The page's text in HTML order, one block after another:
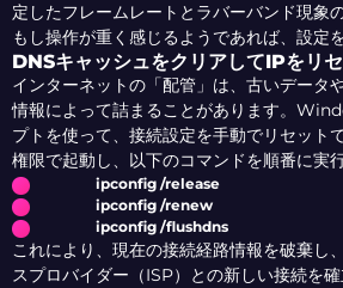
定したフレームレートとラバーバンド現象
もし操作が重く感じるようであれば、設定
DNSキャッシュをクリアしてIPをリ
インターネットの「配管」は、古いデータ
情報によって詰まることがあります。
プトを使って、接続設定を手動でリセット
権限で起動し、以下のコマンドを順番に実
ipconfig /release
ipconfig /renew
ipconfig /flushdns
これにより、現在の接続経路情報を破棄し
スプロバイダー（ISP）との新しい接続を